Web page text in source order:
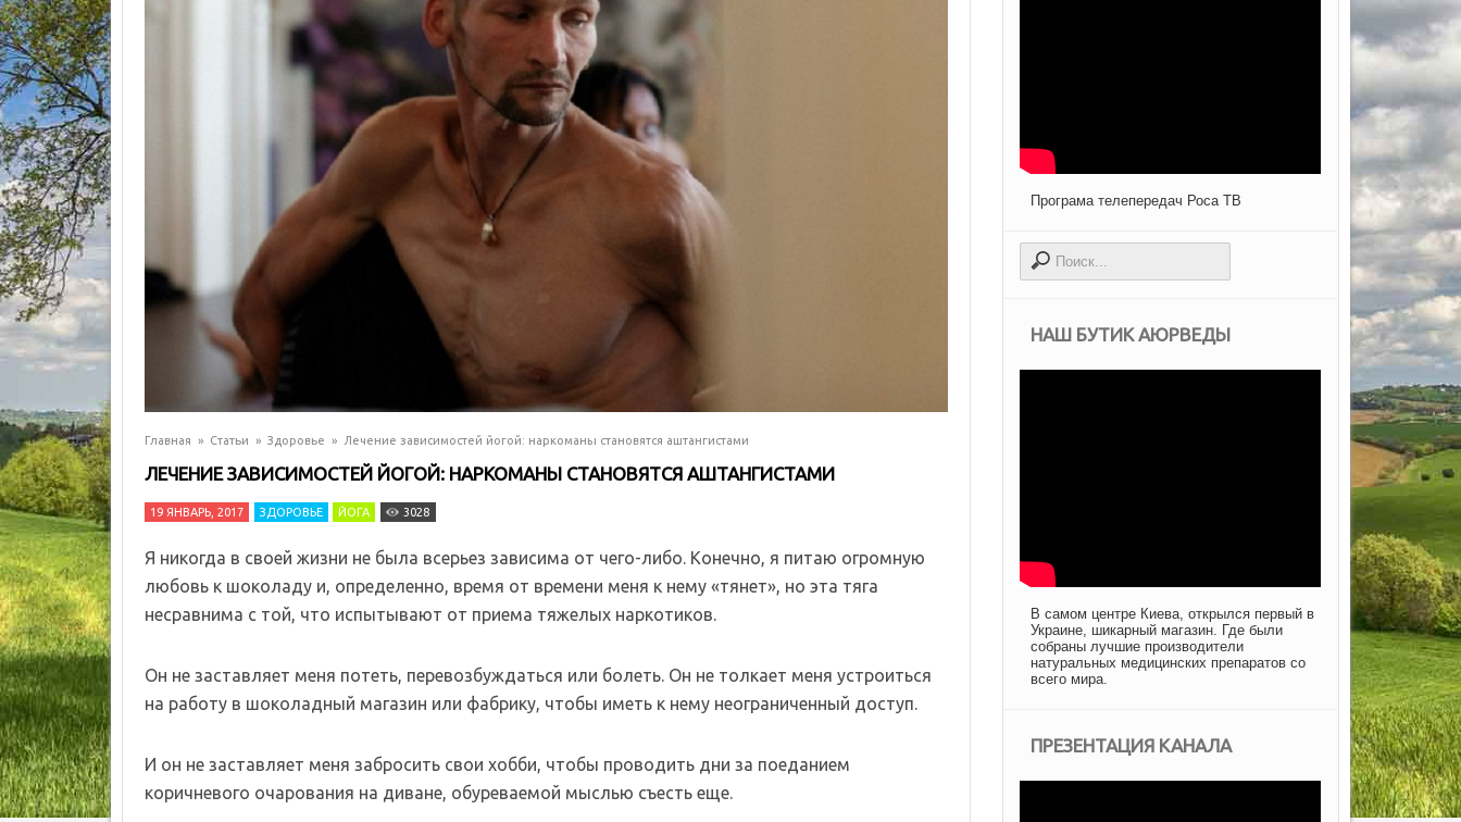
Главная » Статьи » Здоровье » Лечение зависимостей йогой: наркоманы становятся аштангистами
ЛЕЧЕНИЕ ЗАВИСИМОСТЕЙ ЙОГОЙ: НАРКОМАНЫ СТАНОВЯТСЯ АШТАНГИСТАМИ
19 ЯНВАРЬ, 2017 ЗДОРОВЬЕ ЙОГА 3028
Я никогда в своей жизни не была всерьез зависима от чего-либо. Конечно, я питаю огромную
любовь к шоколаду и, определенно, время от времени меня к нему «тянет», но эта тяга
несравнима с той, что испытывают от приема тяжелых наркотиков.
Он не заставляет меня потеть, перевозбуждаться или болеть. Он не толкает меня устроиться
на работу в шоколадный магазин или фабрику, чтобы иметь к нему неограниченный доступ.
И он не заставляет меня забросить свои хобби, чтобы проводить дни за поеданием
коричневого очарования на диване, обуреваемой мыслью съесть еще.
Програма телепередач Роса ТВ
НАШ БУТИК АЮРВЕДЫ
В самом центре Киева, открылся первый в
Украине, шикарный магазин. Где были
собраны лучшие производители
натуральных медицинских препаратов со
всего мира.
ПРЕЗЕНТАЦИЯ КАНАЛА